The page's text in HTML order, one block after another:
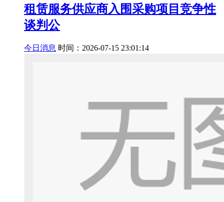
租赁服务供应商入围采购项目竞争性
谈判公
今日消息 时间：2026-07-15 23:01:14